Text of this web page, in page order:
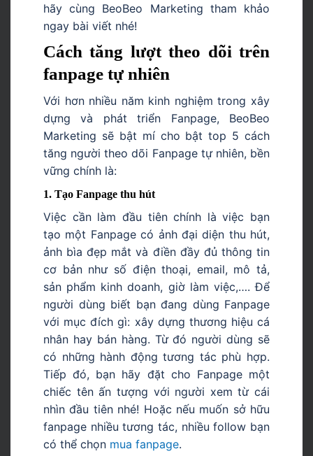
hãy cùng BeoBeo Marketing tham khảo
ngay bài viết nhé!
Cách tăng lượt theo dõi trên
fanpage tự nhiên
Với hơn nhiều năm kinh nghiệm trong xây
dựng và phát triển Fanpage, BeoBeo
Marketing sẽ bật mí cho bật top 5 cách
tăng người theo dõi Fanpage tự nhiên, bền
vững chính là:
1. Tạo Fanpage thu hút
Việc cần làm đầu tiên chính là việc bạn
tạo một Fanpage có ảnh đại diện thu hút,
ảnh bìa đẹp mắt và điền đầy đủ thông tin
cơ bản như số điện thoại, email, mô tả,
sản phẩm kinh doanh, giờ làm việc,…. Để
người dùng biết bạn đang dùng Fanpage
với mục đích gì: xây dựng thương hiệu cá
nhân hay bán hàng. Từ đó người dùng sẽ
có những hành động tương tác phù hợp.
Tiếp đó, bạn hãy đặt cho Fanpage một
chiếc tên ấn tượng với người xem từ cái
nhìn đầu tiên nhé! Hoặc nếu muốn sở hữu
fanpage nhiều tương tác, nhiều follow bạn
có thể chọn mua fanpage.